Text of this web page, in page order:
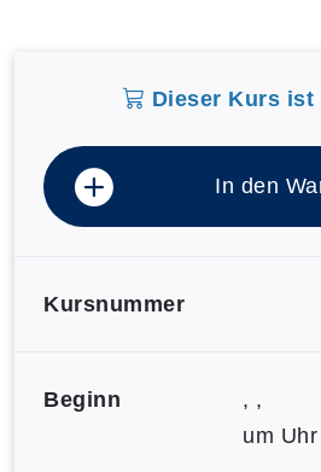
Dieser Kurs ist
In den
Kursnummer
Beginn
, ,
um Uhr